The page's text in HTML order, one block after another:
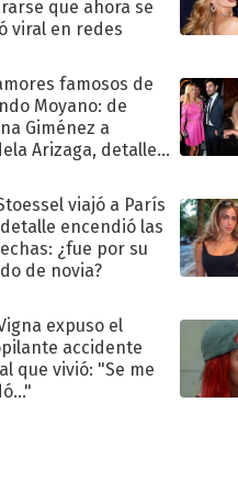
que ahora se
viral en redes
famosos de
Moyano: de
Giménez a
Arizaga, detalles
viajó a París
encendió las
¿fue por su
de novia?
expuso el
accidente
que vivió: "Se me